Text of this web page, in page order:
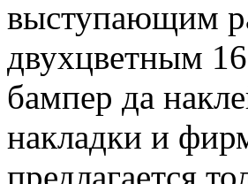
выступающим
двухцветным
бампер да
накладки и
предлагается